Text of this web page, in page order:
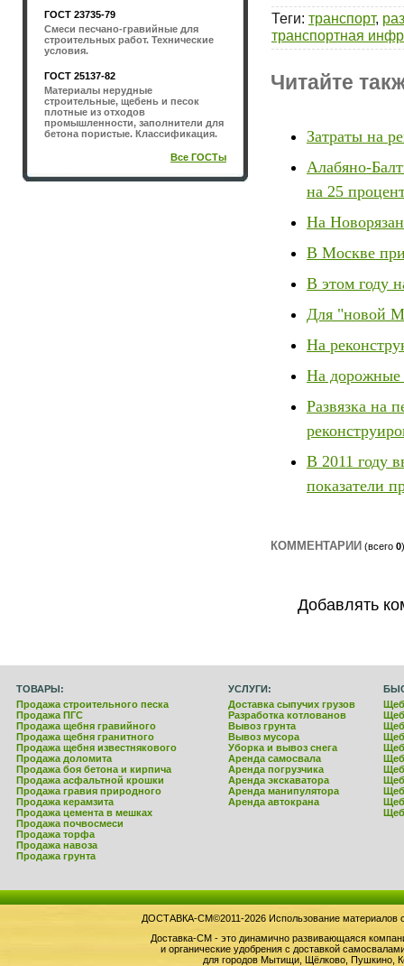
ГОСТ 23735-79
Смеси песчано-гравийные для
строительных работ. Технические
условия.
ГОСТ 25137-82
Материалы нерудные
строительные, щебень и песок
плотные из отходов
промышленности, заполнители для
бетона пористые. Классификация.
Все ГОСТы
Теги: транспорт,
транспортная
Читайте
Затраты на
Алабяно-
на 25
На
В Москве
В этом году
Для "новой
На
На дорожные
Развязка на
В 2011 году
показатели
КОММЕНТАРИИ (всего 0)
Добавлять
ТОВАРЫ: УСЛУГИ:
Продажа строительного песка
Продажа ПГС
Продажа щебня гравийного
Продажа щебня гранитного
Продажа щебня известнякового
Продажа доломита
Продажа боя бетона и кирпича
Продажа асфальтной крошки
Продажа гравия природного
Продажа керамзита
Продажа цемента в мешках
Доставка сыпучих грузов
Разработка котлованов
Вывоз грунта
Вывоз мусора
Уборка и вывоз снега
Аренда самосвала
Аренда погрузчика
Аренда экскаватора
Аренда манипулятора
Аренда автокрана
Продажа почвосмеси
Продажа торфа
Продажа навоза
Продажа грунта
ДОСТАВКА-СМ©2011-2026 Использование материалов
Доставка-СМ - это динамично развивающаяся
и органические удобрения с доставкой
для городов Мытищи, Щёлково, Пушкино,